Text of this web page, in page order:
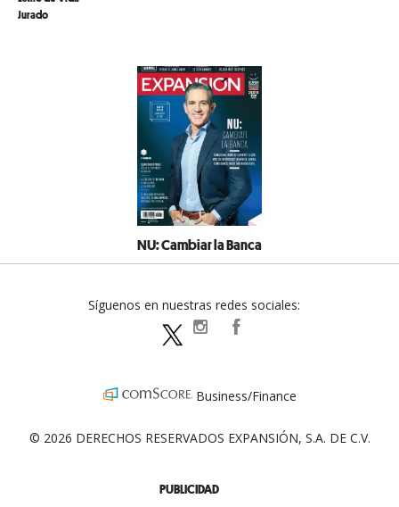
Jurado
NU: Cambiar la Banca
PUBLICIDAD
Síguenos en nuestras redes sociales:
expansionpolitica
Business/Finance
© 2026 DERECHOS RESERVADOS EXPANSIÓN, S.A. DE C.V.